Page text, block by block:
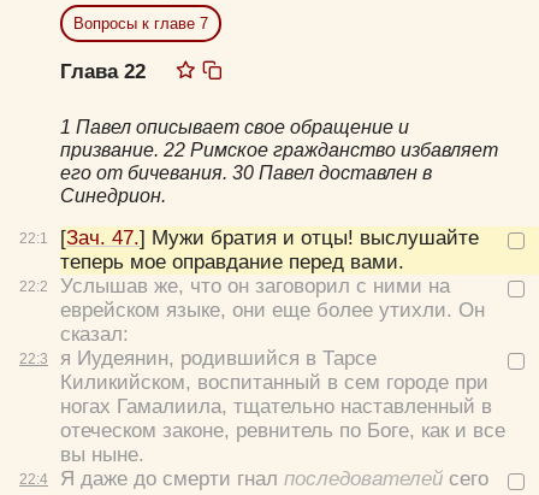
Глава 22
22:1
22:2
22:3
22:4
Вопросы к главе 7
1 Павел описывает свое обращение и
призвание. 22 Римское гражданство избавляет
его от бичевания. 30 Павел доставлен в
Синедрион.
[Зач. 47.] Мужи братия и отцы! выслушайте
теперь мое оправдание перед вами.
Услышав же, что он заговорил с ними на
еврейском языке, они еще более утихли. Он
сказал:
я Иудеянин, родившийся в Тарсе
Киликийском, воспитанный в сем городе при
ногах Гамалиила, тщательно наставленный в
отеческом законе, ревнитель по Боге, как и все
вы ныне.
Я даже до смерти гнал последователей сего